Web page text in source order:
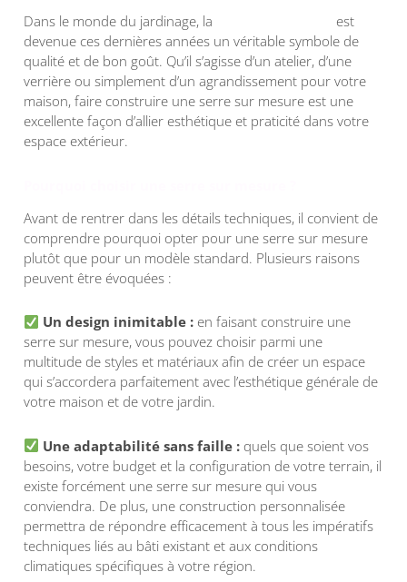
Dans le monde du jardinage, la
est
devenue ces dernières années un véritable symbole de
qualité et de bon goût. Qu’il s’agisse d’un atelier, d’une
verrière ou simplement d’un agrandissement pour votre
maison, faire construire une serre sur mesure est une
excellente façon d’allier esthétique et praticité dans votre
espace extérieur.
Avant de rentrer dans les détails techniques, il convient de
comprendre pourquoi opter pour une serre sur mesure
plutôt que pour un modèle standard. Plusieurs raisons
peuvent être évoquées :
Un design inimitable : en faisant construire une
serre sur mesure, vous pouvez choisir parmi une
multitude de styles et matériaux afin de créer un espace
qui s’accordera parfaitement avec l’esthétique générale de
votre maison et de votre jardin.
Une adaptabilité sans faille : quels que soient vos
besoins, votre budget et la configuration de votre terrain, il
existe forcément une serre sur mesure qui vous
conviendra. De plus, une construction personnalisée
permettra de répondre efficacement à tous les impératifs
techniques liés au bâti existant et aux conditions
climatiques spécifiques à votre région.